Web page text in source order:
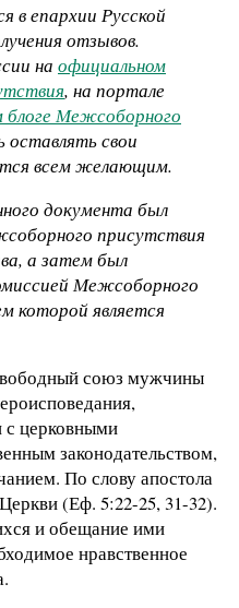
в епархии Русской
отзывов.
на официальном
, на портале
блоге Межсоборного
свои
всем желающим.
документа был
присутствия
а затем был
Межсоборного
которой является
союз мужчины
с церковными
законодательством,
По слову апостола
(Еф. 5:22-25, 31-32).
и обещание ими
нравственное